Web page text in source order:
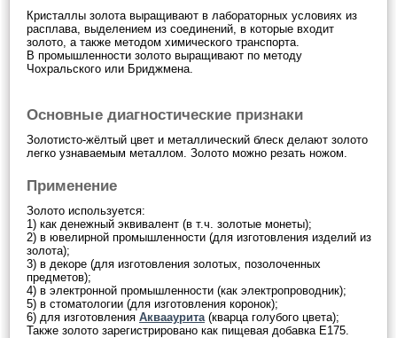
Кристаллы золота выращивают в лабораторных условиях из
расплава, выделением из соединений, в которые входит
золото, а также методом химического транспорта.
В промышленности золото выращивают по методу
Чохральского или Бриджмена.
Основные диагностические признаки
Золотисто-жёлтый цвет и металлический блеск делают золото
легко узнаваемым металлом. Золото можно резать ножом.
Применение
Золото используется:
1) как денежный эквивалент (в т.ч. золотые монеты);
2) в ювелирной промышленности (для изготовления изделий из
золота);
3) в декоре (для изготовления золотых, позолоченных
предметов);
4) в электронной промышленности (как электропроводник);
5) в стоматологии (для изготовления коронок);
6) для изготовления Аквааурита(кварца голубого цвета);
Также золото зарегистрировано как пищевая добавка Е175.